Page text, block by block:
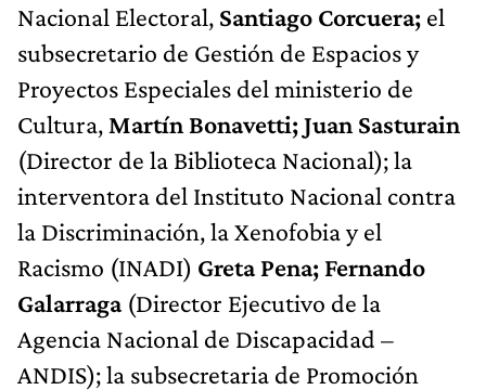
Nacional Electoral, Santiago Corcuera; el
subsecretario de Gestión de Espacios y
Proyectos Especiales del ministerio de
Cultura, Martín Bonavetti; Juan Sasturain
(Director de la Biblioteca Nacional); la
interventora del Instituto Nacional contra
la Discriminación, la Xenofobia y el
Racismo (INADI) Greta Pena; Fernando
Galarraga(Director Ejecutivo de la
Agencia Nacional de Discapacidad –
ANDIS); la subsecretaria de Promoción